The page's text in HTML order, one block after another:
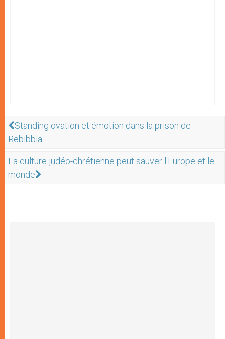
Standing ovation et émotion dans la prison de
Rebibbia
La culture judéo-chrétienne peut sauver l'Europe et le
monde